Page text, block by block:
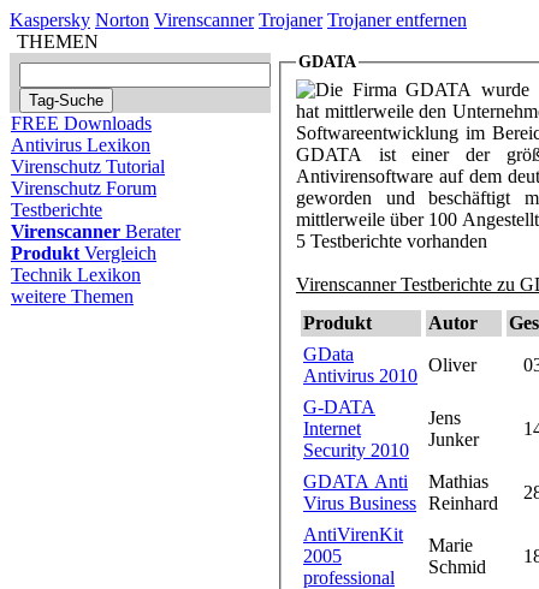
Kaspersky Norton Virenscanner Trojaner Trojaner entfernen
THEMEN
FREE Downloads
Antivirus Lexikon
Virenschutz Tutorial
Virenschutz Forum
Testberichte
Virenscanner Berater
Produkt Vergleich
Technik Lexikon
weitere Themen
GDATA
Die Firma GDATA wurde
hat mittlerweile den
Softwareentwicklung im
GDATA ist einer der
Antivirensoftware auf dem
geworden und beschäftigt
mittlerweile über 100
5 Testberichte vorhanden
Virenscanner Testberichte zu
Produkt
Autor
GData
Antivirus 2010
Oliver
G-DATA
Internet
Security 2010
Jens
Junker
GDATA Anti
Virus Business
Mathias
Reinhard
AntiVirenKit
2005
professional
Marie
Schmid